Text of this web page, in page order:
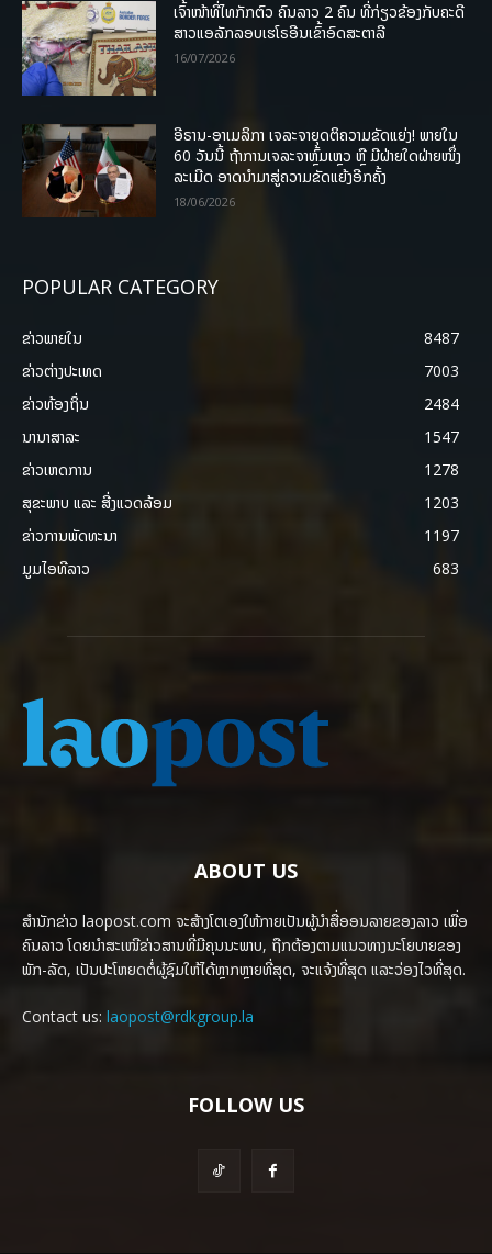
ເຈົ້າໜ້າທີ່ໄທກັກຕົວ ຄົນລາວ 2 ຄົນ ທີ່ກ່ຽວຂ້ອງກັບຄະດີ
ສາວແອລັກລອບເຮໂຣອີນເຂົ້າອົດສະຕາລີ
16/07/2026
ອີຣານ-ອາເມລິກາ ເຈລະຈາຍຸດຕິຄວາມຂັດແຍ່ງ! ພາຍໃນ
60 ວັນນີ້ ຖ້າການເຈລະຈາຫຼົ້ມເຫຼວ ຫຼື ມີຝ່າຍໃດຝ່າຍໜຶ່ງ
ລະເມີດ ອາດນໍາມາສູ່ຄວາມຂັດແຍ້ງອີກຄັ້ງ
18/06/2026
POPULAR CATEGORY
ຂ່າວພາຍ​ໃນ
8487
ຂ່າວຕ່າງປະເທດ
7003
ຂ່າວທ້ອງຖິ່ນ
2484
ນານາສາລະ
1547
ຂ່າວເຫດການ
1278
ສຸຂະພາບ ແລະ ສີ່ງແວດລ້ອມ
1203
ຂ່າວການພັດທະນາ
1197
ມູມໄອທີລາວ
683
ABOUT US
ສຳນັກຂ່າວ laopost.com ຈະສ້າງໂຕເອງໃຫ້ກາຍເປັນຜູ້ນຳສື່ອອນລາຍຂອງລາວ ເພື່ອ
ຄົນລາວ ໂດຍນຳສະເໜີຂ່າວສານທີ່ມີຄຸນນະພາບ, ຖືກຕ້ອງຕາມແນວທາງນະໂຍບາຍຂອງ
ພັກ-ລັດ, ເປັນປະໂຫຍດຕໍ່ຜູ້ຊົມໃຫ້ໄດ້ຫຼາກຫຼາຍທີ່ສຸດ, ຈະແຈ້ງທີ່ສຸດ ແລະວ່ອງໄວທີ່ສຸດ.
Contact us: laopost@rdkgroup.la
FOLLOW US